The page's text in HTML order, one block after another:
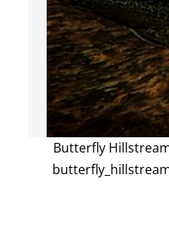
Butterfly